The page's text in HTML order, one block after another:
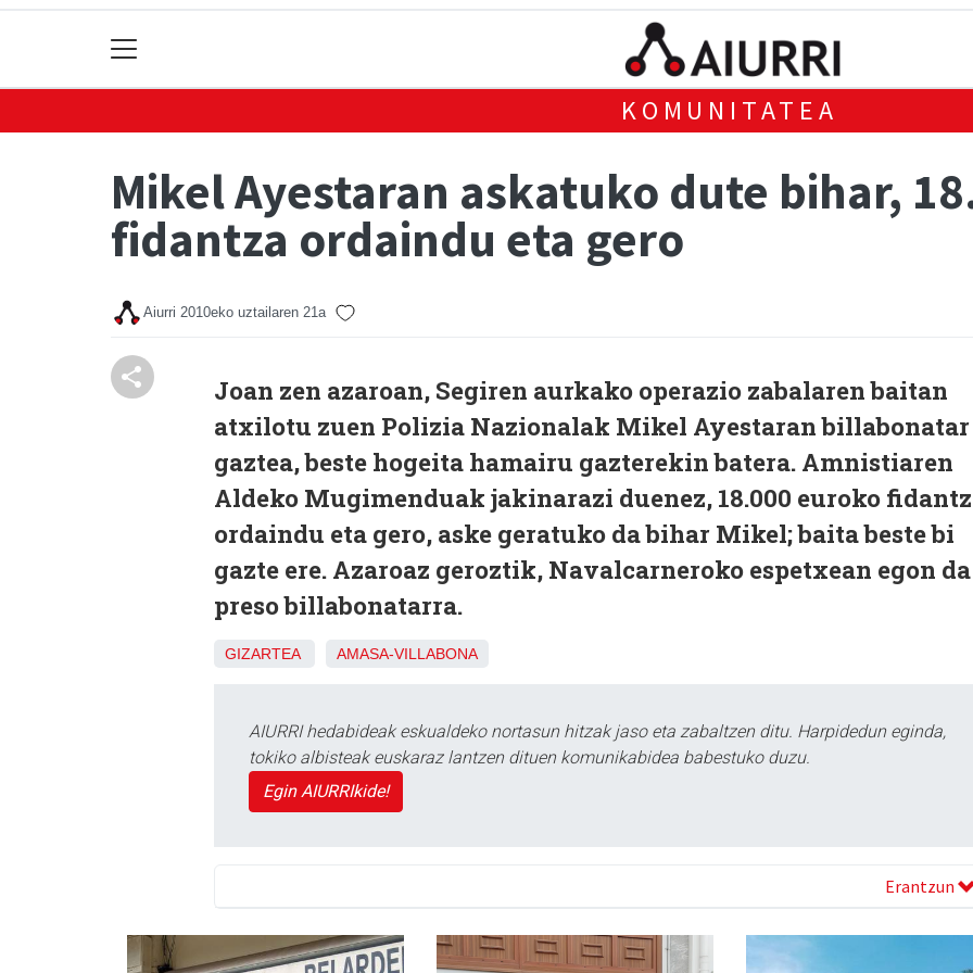
KOMUNITATEA
Mikel Ayestaran askatuko dute bihar,
fidantza ordaindu eta gero
Aiurri 2010eko uztailaren 21a
Joan zen azaroan, Segiren aurkako operazio zabalaren baitan
atxilotu zuen Polizia Nazionalak Mikel Ayestaran billabonatar
gaztea, beste hogeita hamairu gazterekin batera. Amnistiaren
Aldeko Mugimenduak jakinarazi duenez, 18.000 euroko
ordaindu eta gero, aske geratuko da bihar Mikel; baita beste bi
gazte ere. Azaroaz geroztik, Navalcarneroko espetxean egon da
preso billabonatarra.
GIZARTEA AMASA-VILLABONA
AIURRI hedabideak eskualdeko nortasun hitzak jaso eta zabaltzen ditu. Harpidedun eginda,
tokiko albisteak euskaraz lantzen dituen komunikabidea babestuko duzu.
Egin AIURRIkide!
Erantzun